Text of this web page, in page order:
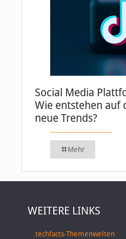
Social Media
Wie entstehen auf
neue Trends?
Mehr
WEITERE LINKS
techfacts-Themenwelten